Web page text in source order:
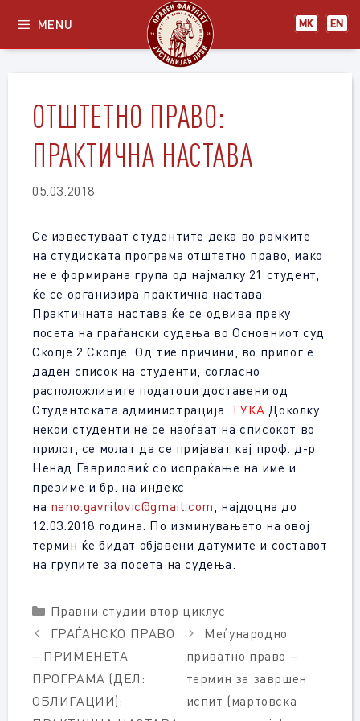
content
МК EN
MENU
ОТШТЕТНО ПРАВО:
ПРАКТИЧНА НАСТАВА
05.03.2018
Се известуваат студентите дека во рамките
на студиската програма отштетно право, иако
не е формирана група од најмалку 21 студент,
ќе се организира практична настава.
Практичната настава ќе се одвива преку
посета на граѓански судења во Основниот суд
Скопје 2 Скопје. Од тие причини, во прилог е
даден список на студенти, согласно
расположливите податоци доставени од
Студентската администрација. ТУКА Доколку
некои студенти не се наоѓаат на списокот во
прилог, се молат да се пријават кај проф. д-р
Ненад Гавриловиќ со испраќање на име и
презиме и бр. на индекс
на neno.gavrilovic@gmail.com, најдоцна до
12.03.2018 година. По изминувањето на овој
термин ќе бидат објавени датумите и составот
на групите за посета на судења.
Categories
Правни студии втор циклус
ГРАЃАНСКО ПРАВО
– ПРИМЕНЕТА
ПРОГРАМА (ДЕЛ:
ОБЛИГАЦИИ):
Меѓународно
приватно право –
термин за завршен
испит (мартовска